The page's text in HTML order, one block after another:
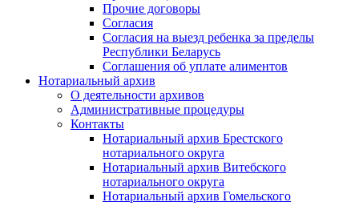
Прочие договоры
Согласия
Согласия на выезд ребенка за пределы
Республики Беларусь
Соглашения об уплате алиментов
Нотариальный архив
О деятельности архивов
Административные процедуры
Контакты
Нотариальный архив Брестского
нотариального округа
Нотариальный архив Витебского
нотариального округа
Нотариальный архив Гомельского